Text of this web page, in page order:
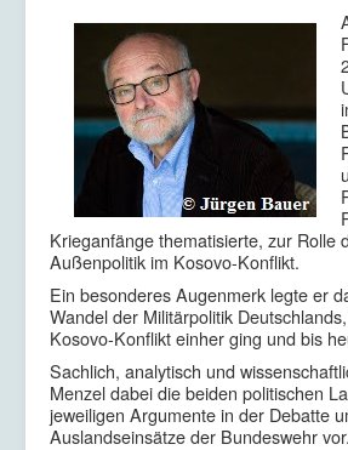
Krieganfänge thematisierte, zur Rolle
Außenpolitik im Kosovo-Konflikt.
Ein besonderes Augenmerk legte er
Wandel der Militärpolitik
Kosovo-Konflikt einher ging und bis
Sachlich, analytisch und
Menzel dabei die beiden politischen
jeweiligen Argumente in der Debatte
Auslandseinsätze der Bundeswehr vor.